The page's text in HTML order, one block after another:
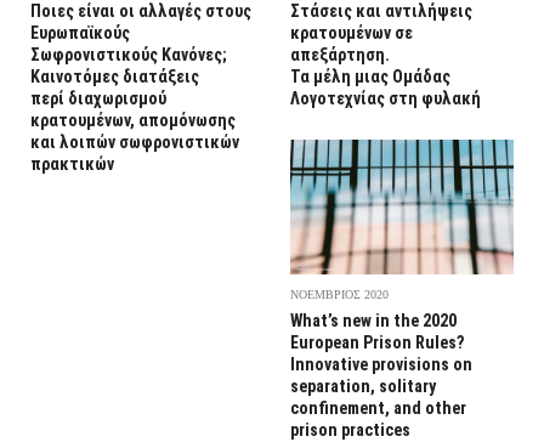
Ποιες είναι οι αλλαγές στους
Ευρωπαϊκούς
Σωφρονιστικούς Κανόνες;
Καινοτόμες διατάξεις
περί διαχωρισμού
κρατουμένων, απομόνωσης
και λοιπών σωφρονιστικών
πρακτικών
Στάσεις και αντιλήψεις
κρατουμένων σε
απεξάρτηση.
Τα μέλη μιας Ομάδας
Λογοτεχνίας στη φυλακή
ΝΟΕΜΒΡΙΟΣ 2020
What’s new in the 2020
European Prison Rules?
Innovative provisions on
separation, solitary
confinement, and other
prison practices